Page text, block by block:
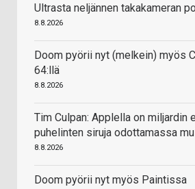
Ultrasta neljännen takakameran
8.8.2026
Doom pyörii nyt (melkein) myös
64:llä
8.8.2026
Tim Culpan: Applella on miljardin
puhelinten siruja odottamassa
8.8.2026
Doom pyörii nyt myös Paintissa